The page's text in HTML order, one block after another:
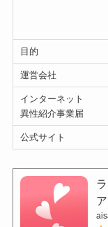
目的
運営会社
インターネット
異性紹介事業届
公式サイト